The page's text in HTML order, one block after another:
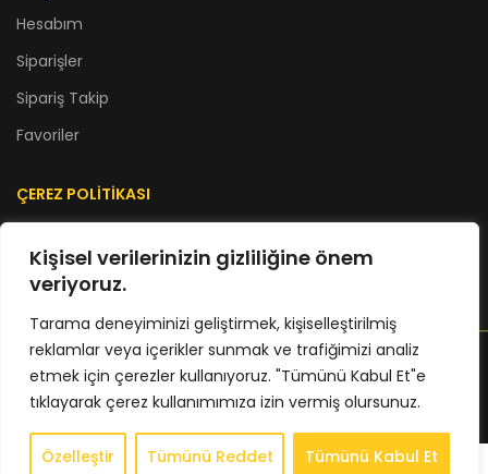
Kişisel verilerinizin gizliliğine önem
veriyoruz.
Tarama deneyiminizi geliştirmek, kişiselleştirilmiş
reklamlar veya içerikler sunmak ve trafiğimizi analiz
etmek için çerezler kullanıyoruz. "Tümünü Kabul Et"e
tıklayarak çerez kullanımımıza izin vermiş olursunuz.
Özelleştir Tümünü Reddet Tümünü Kabul Et
Hesabım
Siparişler
Sipariş Takip
Favoriler
ÇEREZ POLİTİKASI
KVKK Aydınlanma Metni
BKBSTORE 2025
Web Dizayn :Web Center
0